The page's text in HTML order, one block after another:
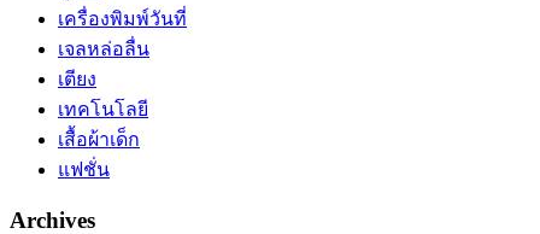
เครื่องพิมพ์วันที่
เจลหล่อลื่น
เตียง
เทคโนโลยี
เสื้อผ้าเด็ก
แฟชั่น
Archives